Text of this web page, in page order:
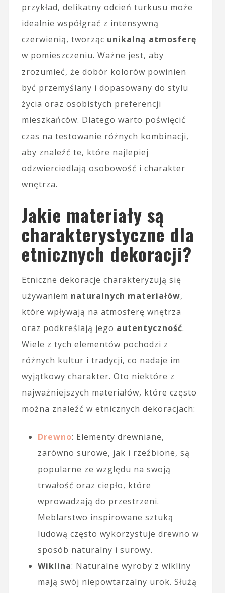
przykład, delikatny odcień turkusu może
idealnie współgrać z intensywną
czerwienią, tworząc unikalną atmosferę
w pomieszczeniu. Ważne jest, aby
zrozumieć, że dobór kolorów powinien
być przemyślany i dopasowany do stylu
życia oraz osobistych preferencji
mieszkańców. Dlatego warto poświęcić
czas na testowanie różnych kombinacji,
aby znaleźć te, które najlepiej
odzwierciedlają osobowość i charakter
wnętrza.
Jakie materiały są
charakterystyczne dla
etnicznych dekoracji?
Etniczne dekoracje charakteryzują się
używaniem naturalnych materiałów,
które wpływają na atmosferę wnętrza
oraz podkreślają jego autentyczność.
Wiele z tych elementów pochodzi z
różnych kultur i tradycji, co nadaje im
wyjątkowy charakter. Oto niektóre z
najważniejszych materiałów, które często
można znaleźć w etnicznych dekoracjach:
Drewno: Elementy drewniane,
zarówno surowe, jak i rzeźbione, są
popularne ze względu na swoją
trwałość oraz ciepło, które
wprowadzają do przestrzeni.
Meblarstwo inspirowane sztuką
ludową często wykorzystuje drewno w
sposób naturalny i surowy.
Wiklina: Naturalne wyroby z wikliny
mają swój niepowtarzalny urok. Służą